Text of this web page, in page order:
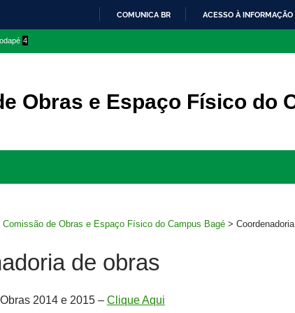
O
COMUNICA BR ACESSO À INFORMAÇÃO
4
Obras e Espaço Físico do
Comissão de Obras e Espaço Físico do Campus Bagé >
de obras
2014 e 2015 – Clique Aqui